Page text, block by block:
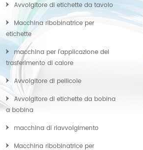
Avvolgitore di etichette da tavolo
Macchina ribobinatrice per
etichette
macchina per l'applicazione del
trasferimento di calore
Avvolgitore di pellicole
Avvolgitore di etichette da bobina
a bobina
macchina di riavvolgimento
Macchina ribobinatrice per